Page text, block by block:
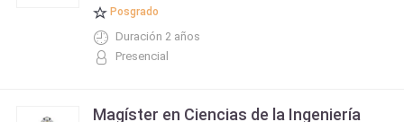
Posgrado
Duración 2 años
Presencial
Magíster en Ciencias de la Ingeniería